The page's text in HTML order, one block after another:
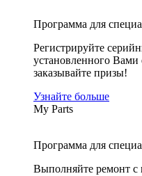
Программа для
Регистрируйте
установленного Вами
заказывайте призы!
Узнайте больше
My Parts
Программа для
Выполняйте ремонт с